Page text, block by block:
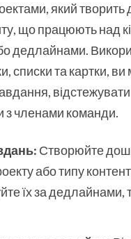
який творить
що працюють над
дедлайнами.
списки та картки,
відстежувати
з членами команди.
Створюйте
або типу
їх за